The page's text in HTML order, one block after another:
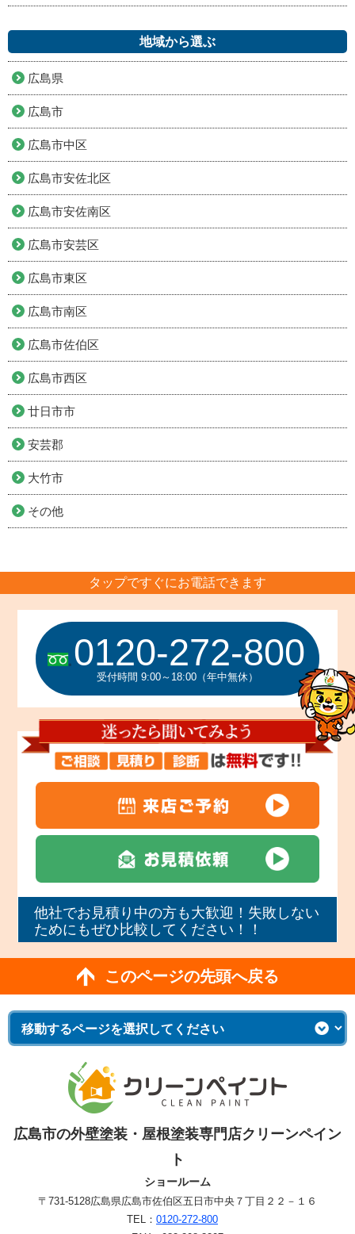
地域から選ぶ
広島県
広島市
広島市中区
広島市安佐北区
広島市安佐南区
広島市安芸区
広島市東区
広島市南区
広島市佐伯区
広島市西区
廿日市市
安芸郡
大竹市
その他
タップですぐにお電話できます
0120-272-800
受付時間 9:00～18:00（年中無休）
他社でお見積り中の方も大歓迎！失敗しない
ためにもぜひ比較してください！！
このページの先頭へ戻る
広島市の外壁塗装・屋根塗装専門店クリーンペイン
ト
ショールーム
〒731-5128広島県広島市佐伯区五日市中央７丁目２２－１６
TEL： 0120-272-800